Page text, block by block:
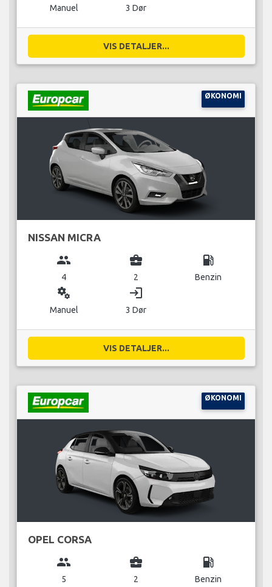
Manuel 3 Dør
VIS DETALJER...
ØKONOMI
NISSAN MICRA
group
4
business_center
2
local_gas_station
Benzin
miscellaneous_services
Manuel
login
3 Dør
VIS DETALJER...
ØKONOMI
OPEL CORSA
group
5
business_center
2
local_gas_station
Benzin